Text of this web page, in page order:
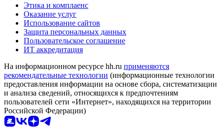
Этика и комплаенс
Оказание услуг
Использование сайтов
Защита персональных данных
Пользовательское соглашение
ИТ аккредитация
На информационном ресурсе hh.ru применяются
рекомендательные технологии (информационные технологии
предоставления информации на основе сбора, систематизации
и анализа сведений, относящихся к предпочтениям
пользователей сети «Интернет», находящихся на территории
Российской Федерации)